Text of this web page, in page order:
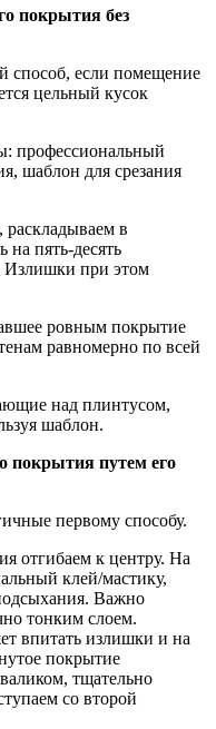
покрытия без
способ, если помещение
цельный кусок
профессиональный
шаблон для срезания
раскладываем в
пять-десять
Излишки при этом
ровным покрытие
равномерно по всей
над плинтусом,
шаблон.
покрытия путем его
первому способу.
отгибаем к центру. На
клей/мастику,
Важно
тонким слоем.
впитать излишки и на
покрытие
тщательно
со второй